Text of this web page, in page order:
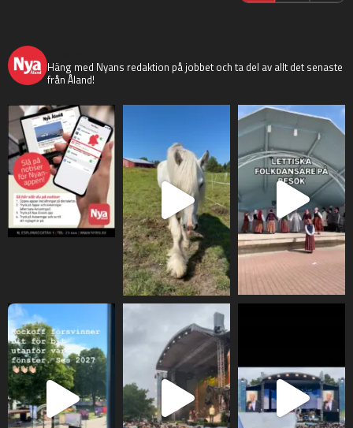
Häng med Nyans redaktion på jobbet och ta del av allt det senaste
från Åland!